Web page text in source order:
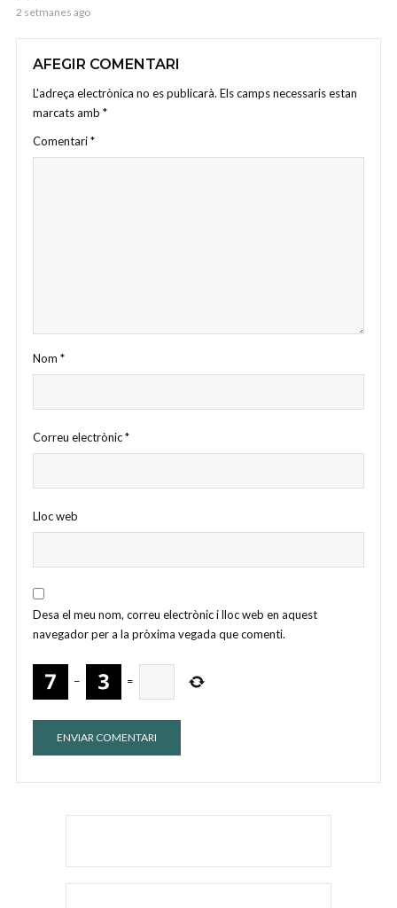
2 setmanes ago
AFEGIR COMENTARI
L'adreça electrònica no es publicarà. Els camps necessaris estan
marcats amb *
Comentari*
Nom *
Correu electrònic*
Lloc web
Desa el meu nom, correu electrònic i lloc web en aquest
navegador per a la pròxima vegada que comenti.
− =